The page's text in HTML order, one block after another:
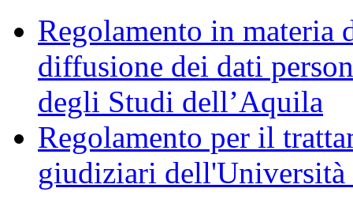
Regolamento in materia
diffusione dei dati
degli Studi dell’Aquila
Regolamento per il
giudiziari